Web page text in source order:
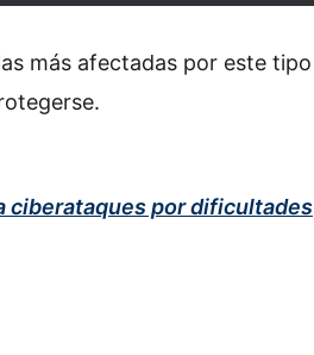
más afectadas por este tipo
ciberataques por dificultades